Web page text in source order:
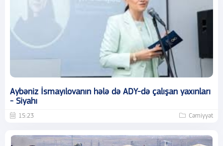
Aybəniz İsmayılovanın hələ də ADY-də çalışan yaxınları
- Siyahı
15:23 Cəmiyyət